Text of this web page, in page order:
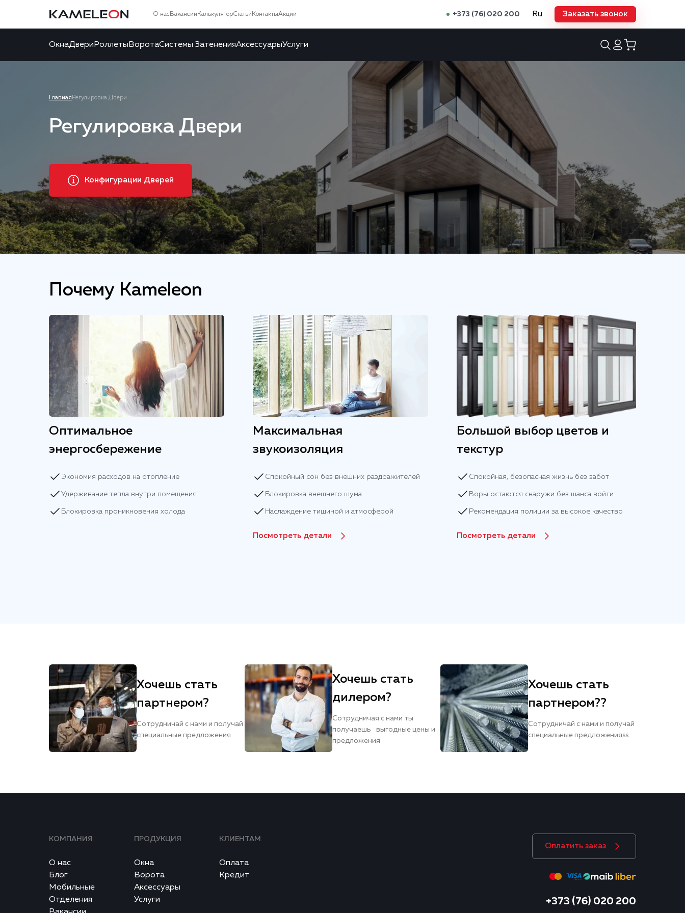
О нас Вакансии КалькуляторСтатьи КонтактыАкции +373 (76) 020 200 Ru Заказать звонок
ОкнаДвери Роллеты ВоротаСистемы ЗатененияАксессуарыУслуги
Главная Регулировка Двери
Регулировка Двери
Конфигурации Дверей
Почему Kameleon
Оптимальное
энергосбережение
Экономия расходов на отопление
Удерживание тепла внутри помещения
Блокировка проникновения холода
Максимальная
звукоизоляция
Спокойный сон без внешних раздражителей
Блокировка внешнего шума
Наслаждение тишиной и атмосферой
Посмотреть детали
Большой выбор цветов и
текстур
Спокойная, безопасная жизнь без забот
Воры остаются снаружи без шанса войти
Рекомендация полиции за высокое качество
Посмотреть детали
Хочешь стать
партнером?
Сотрудничай с нами и получай
специальные предложения
Хочешь стать
дилером?
Сотрудничая с нами ты
получаешь выгодные цены и
предложения
Хочешь стать
партнером??
Сотрудничай с нами и получай
специальные предложенияss
КОМПАНИЯ
О нас
Блог
Мобильные
Отделения
ПРОДУКЦИЯ
Окна
Ворота
Аксессуары
Услуги
КЛИЕНТАМ
Оплата
Кредит
Оплатить заказ
+373 (76) 020 200